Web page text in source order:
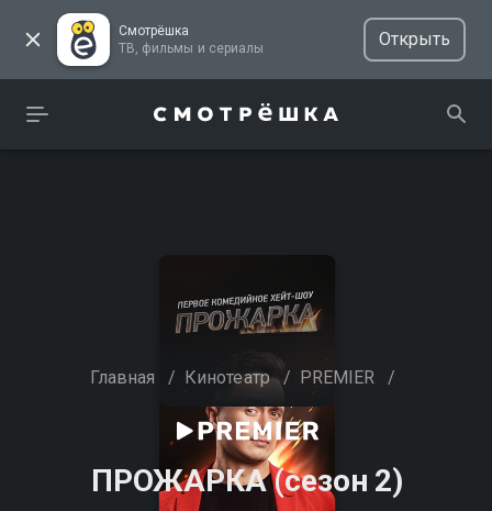
Смотрёшка
ТВ, фильмы и сериалы
Открыть
Главная / Кинотеатр / PREMIER /
ПРОЖАРКА (сезон 2)